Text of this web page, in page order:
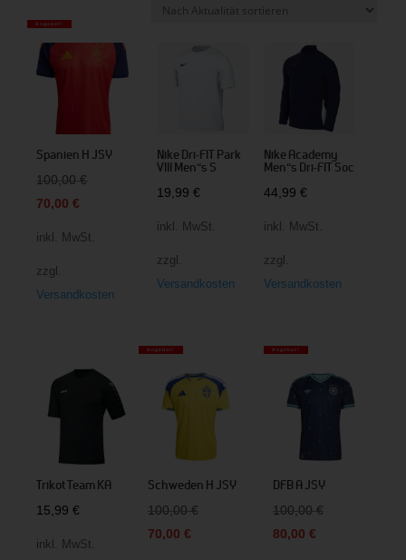
sortiert
Angebot!
Spanien H JSY
100,00€
70,00€
inkl. MwSt.
zzgl.
Versandkosten
Nike Dri-FIT Park
VIII Men“s S
19,99€
inkl. MwSt.
zzgl.
Versandkosten
Nike Academy
Men“s Dri-FIT Soc
44,99 €
inkl. MwSt.
zzgl.
Versandkosten
Trikot Team KA
15,99€
inkl. MwSt.
Angebot!
Schweden H JSY
100,00€ Ursprünglicher
70,00€
Angebot!
DFB A JSY
100,00 €Ursprünglicher
80,00 €Aktueller